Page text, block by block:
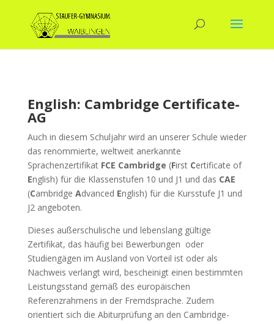
English: Cambridge Certificate-
AG
Auch in diesem Schuljahr wird an unserer Schule wieder
das renommierte, weltweit anerkannte
Sprachenzertifikat FCE Cambridge (First Certificate of
English) für die Klassenstufen 10 und J1 und das CAE
(Cambridge Advanced English) für die Kursstufe J1 und
J2 angeboten.
Dieses außerschulische und lebenslang gültige
Zertifikat, das häufig bei Bewerbungen oder
Studiengägen im Ausland von Vorteil ist oder als
Nachweis verlangt wird, bescheinigt einen bestimmten
Leistungsstand gemäß des europäischen
Referenzrahmens in der Fremdsprache. Zudem
orientiert sich die Abiturprüfung an den Cambridge-